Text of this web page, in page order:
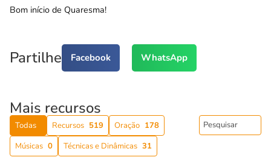
Bom início de Quaresma!
Partilhe Facebook WhatsApp
Mais recursos
Todas Recursos 519 Oração 178
Músicas 0 Técnicas e Dinâmicas 31